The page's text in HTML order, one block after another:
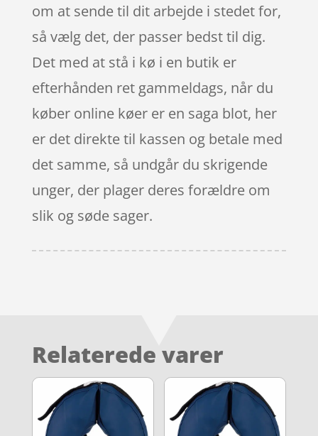
om at sende til dit arbejde i stedet for,
så vælg det, der passer bedst til dig.
Det med at stå i kø i en butik er
efterhånden ret gammeldags, når du
køber online køer er en saga blot, her
er det direkte til kassen og betale med
det samme, så undgår du skrigende
unger, der plager deres forældre om
slik og søde sager.
Relaterede varer